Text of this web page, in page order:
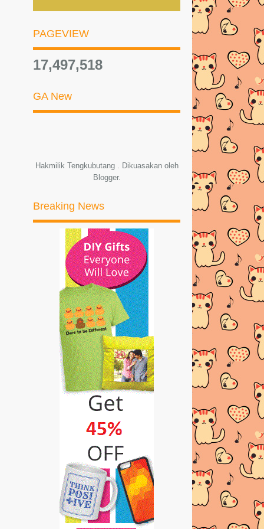
GAJAH!
TENGKUBUTANG.BLOGSPOT
Oh September Give Away by Safiena
& Friends
CPUV kedua NUFFNANG
HAFIZH SYAHRIN LAGI... HU3
SIAPA HAFIZH SYAHRIN?
Hafizh Syahrin Menang Tempat
Pertama Pelumbaan di ...
BUAT DUIT DENGAN 8SHARE!!
JOM JOIN!!
FOUZIAH GOUS SELAMAT
DIIJABKABULKAN
SHATAVARI BAIK UNTUK
DALAMAN WANITA
Awesome Giveaway by Tasha
Aqisha
PENULISAN?
DJ RADIO KENA TIKAM
PENYAMUN
Hafiz Tercalon Untuk Anugerah
Berprestij MTV Europ...
BAKAT MEDIA HIBURAN 2013 -
EDISI YOUTUBE
PAGEVIEW
17,497,518
GA New
Hakmilik Tengkubutang . Dikuasakan oleh
Blogger.
Breaking News